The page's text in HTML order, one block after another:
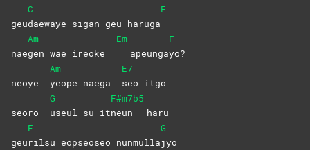
geu
C
daewaye sigan geu haruga
F
nae
Am
gen wae ireoke
Em
apeunga
F
yo?
neoye
Am
yeope naega
E7
seo itgo
seoro
G
useul su it
F#m7b5
neun
haru
geu
F
rilsu eopseoseo nunmulla
G
jyo